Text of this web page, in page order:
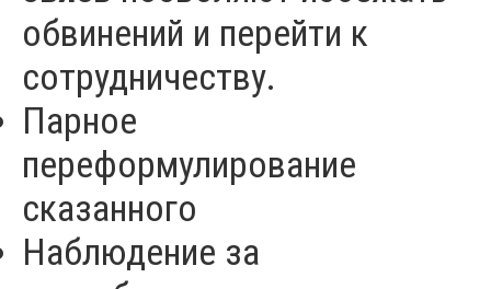
обвинений и перейти к
сотрудничеству.
Парное
переформулирование
сказанного
Наблюдение за